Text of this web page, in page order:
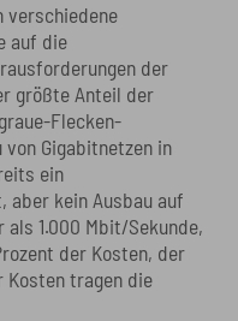
verschiedene
auf die
der
größte Anteil der
Flecken-
Gigabitnetzen in
ein
aber kein Ausbau auf
1.000 Mbit/Sekunde,
der Kosten, der
Kosten tragen die